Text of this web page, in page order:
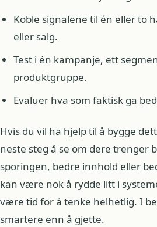
Koble signalene til én eller to
eller salg.
Test i én kampanje, ett
produktgruppe.
Evaluer hva som faktisk ga
Hvis du vil ha hjelp til å bygge
neste steg å se om dere trenger
sporingen, bedre innhold eller
kan være nok å rydde litt i
være tid for å tenke helhetlig. I
smartere enn å gjette.